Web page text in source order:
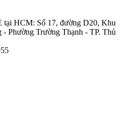
tại HCM: Số 17, đường D20, Khu
Phường Trường Thạnh - TP. Thủ